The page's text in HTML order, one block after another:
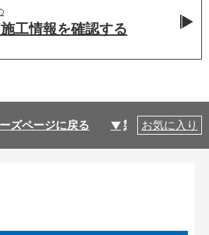
工情報を確認する
ズページに戻る 製品仕様
お気に入り